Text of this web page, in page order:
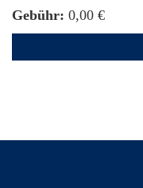
Gebühr: 0,00 €